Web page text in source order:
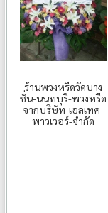
ร้านพวงหรีดวัดบาง
ชั่น-นนทบุรี-พวงหรีด
จากบริษัท-เอลเทค-
พาวเวอร์-จำกัด